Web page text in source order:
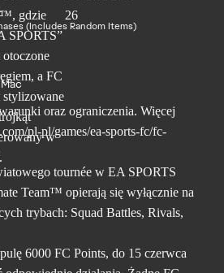
(Includes Random Items)
oraz ograniczenia. Więcej
pl-pl/games/ea-sports-fc/fc-
tournée w EA SPORTS
Team™ opierają się wyłącznie na
trybach: Squad Battles, Rivals,
6000 FC Points, do 15 czerwca